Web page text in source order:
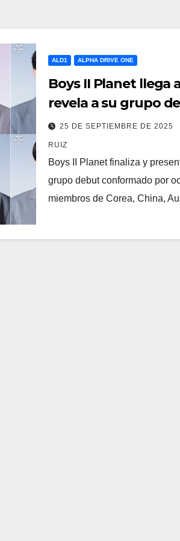
ALD1 ALPHA DRIVE ONE
Boys II Planet llega
revela a su grupo
DRIVE ONE (ALD1)
25 DE SEPTIEMBRE DE 2025
RUIZ
Boys II Planet finaliza y
grupo debut conformado por
miembros de Corea, China,